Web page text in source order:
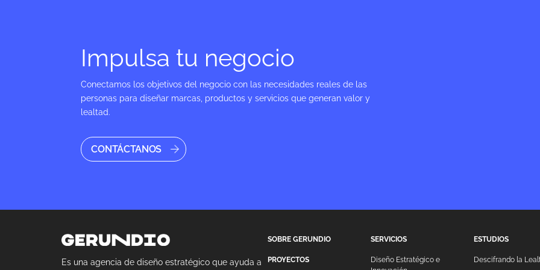
Impulsa tu negocio
Conectamos los objetivos del negocio con las necesidades reales de las
personas para diseñar marcas, productos y servicios que generan valor y
lealtad.
CONTÁCTANOS
Es una agencia de diseño estratégico que ayuda a
SOBRE GERUNDIO
PROYECTOS
SERVICIOS
Diseño Estratégico e
ESTUDIOS
Descifrando la